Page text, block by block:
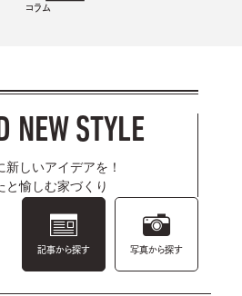
コラム
NEW STYLE
新しいアイデアを！
と愉しむ家づくり
記事から探す 写真から探す